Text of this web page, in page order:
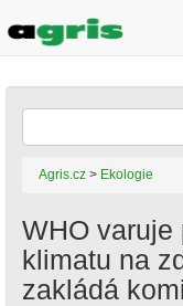
Agris.cz > Ekologie
WHO varuje
klimatu na
zakládá